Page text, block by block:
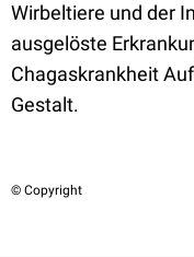
Wirbeltiere und der
ausgelöste
Chagaskrankheit
Gestalt.
© Copyright